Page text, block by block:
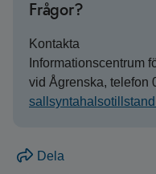
Frågor?
Kontakta
Informationscentrum
vid Ågrenska, telefon
Dela